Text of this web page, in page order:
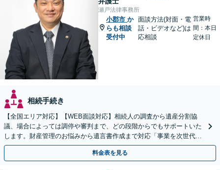
瀬戸法律事務所
小郡市 か
らも相談
受付中
面談方法(対面・電
話・ビデオなど)は
応相談
営業時
間：本日
定休日
相続手続き
【全国エリア対応】【WEB面談対応】相続人の調査から遺産分割協
議、場合によっては調停や審判まで、どの段階からでもサポートいた
します。財産管理のお悩みから遺言書作成まで対応「事業を次世代に
引き継ぐ安心の事業承継をサポート」【完全個室相談】
料金表を見る